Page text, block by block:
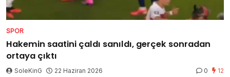
SPOR
Hakemin saatini çaldı sanıldı, gerçek sonradan
ortaya çıktı
SoleKinG 22 Haziran 2026 0 12